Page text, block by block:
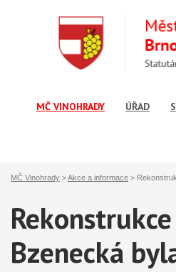
MČ VINOHRADY ÚŘAD
MČ Vinohrady >Akce a informace >
Bzenecká